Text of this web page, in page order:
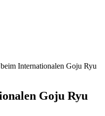
Internationalen Goju Ryu
Goju Ryu